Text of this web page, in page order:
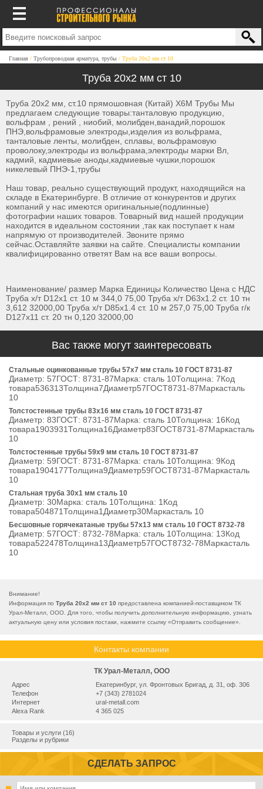
Главная Трубопроводная арматура, трубы Труба 20х2 мм ст 10
Труба 20х2 мм ст 10
Труба 20х2 мм, ст.10 прямошовная (Китай) Х6М Трубы Мы
предлагаем следующие товары:танталовую продукцию,
вольфрам , рений , ниобий, молибден,ванадий,порошок
ПНЭ,вольфрамовые электроды,изделия из вольфрама,
танталовые ленты, молибден, сплавы, вольфрамовую
проволоку,электроды из вольфрама,электроды марки Вл,
кадмий, кадмиевые аноды,кадмиевые чушки,порошок
никелевый ПНЭ-1,трубы
Наш товар, реально существующий продукт, находящийся на
складе в Екатеринбурге. В отличие от конкурентов и других
компаний у нас имеются оригинальные(подлинные)
фотографии наших товаров. Товарный вид нашей продукции
находится в идеальном состоянии ,так как поступает к нам
напрямую от производителей. Звоните прямо
сейчас.Оставляйте заявки на сайте. Специалисты компании
квалифицированно ответят Вам на все ваши вопросы.
Наименование/ размер Марка Единицы Количество Цена с НДС
Труба х/т D12х1 ст. 10 м 344,0 75,00 Труба х/т D63х1.2 ст. 10 тн
3,612 32000,00 Труба х/т D85х1.4 ст. 10 м 257,0 75,00 Труба г/к
D127х11 ст. 20 тн 0,120 32000,00
Вас также могут заинтересовать
Стальные оцинкованные трубы 57x7 мм сталь 10 ГОСТ 8731-87
Диаметр: 57ГОСТ: 8731-87Марка: сталь 10Толщина: 7Код
товара536313Толщина7Диаметр57ГОСТ8731-87Маркасталь
10
Толстостенные трубы 83x16 мм сталь 10 ГОСТ 8731-87
Диаметр: 83ГОСТ: 8731-87Марка: сталь 10Толщина: 16Код
товара1903931Толщина16Диаметр83ГОСТ8731-87Маркасталь
10
Толстостенные трубы 59x9 мм сталь 10 ГОСТ 8731-87
Диаметр: 59ГОСТ: 8731-87Марка: сталь 10Толщина: 9Код
товара1904177Толщина9Диаметр59ГОСТ8731-87Маркасталь
10
Стальная труба 30x1 мм сталь 10
Диаметр: 30Марка: сталь 10Толщина: 1Код
товара504871Толщина1Диаметр30Маркасталь 10
Бесшовные горячекатаные трубы 57x13 мм сталь 10 ГОСТ 8732-78
Диаметр: 57ГОСТ: 8732-78Марка: сталь 10Толщина: 13Код
товара522478Толщина13Диаметр57ГОСТ8732-78Маркасталь
10
Внимание!
Информация по Труба 20х2 мм ст 10 предоставлена компанией-поставщиком ТК
Урал-Металл, ООО. Для того, чтобы получить дополнительную информацию, узнать
актуальную цену или условия постаки, нажмите ссылку «Отправить сообщение».
Контакты компании
ТК Урал-Металл, ООО
Адрес
Екатеринбург, ул. Фронтовых Бригад, д. 31, оф. 306
Телефон
+7 (343) 2781024
Интернет
ural-metall.com
Alexa Rank
4 365 025
Товары и услуги (16)
Разделы и рубрики
СДЕЛАТЬ ЗАПРОС